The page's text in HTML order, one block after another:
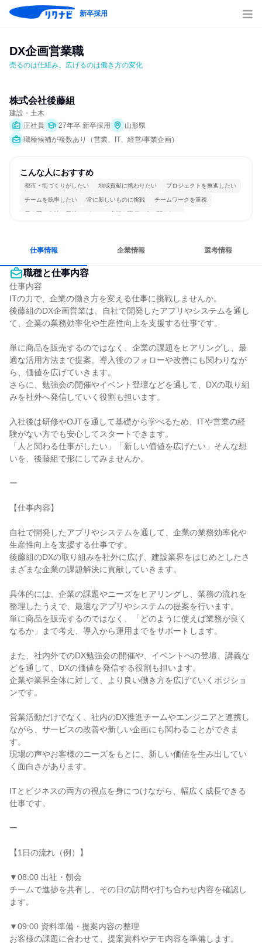
新卒採用
DX企画営業職
売るのは仕組み。広げるのは働き方の変化
株式会社後藤組
建設・土木
正社員
27年卒 新卒採用
山形県
職種候補が複数あり（営業、IT、経営/事業企画）
こんな人におすすめ
都市・街づくりがしたい 地域貢献に携わりたい プロジェクトを推進したい
チームを統率したい 常に新しいものに挑戦 チームワークを重視
長く同じ会社に居続けられる 多様な職種の人と関われる
仕事情報 企業情報 選考情報
職種と仕事内容
仕事内容
ITの力で、企業の働き方を変える仕事に挑戦しませんか。
後藤組のDX企画営業は、自社で開発したアプリやシステムを通し
て、企業の業務効率化や生産性向上を支援する仕事です。
単に商品を販売するのではなく、企業の課題をヒアリングし、最
適な活用方法まで提案。導入後のフォローや改善にも関わりなが
ら、価値を広げていきます。
さらに、勉強会の開催やイベント登壇などを通して、DXの取り組
みを社外へ発信していく役割も担います。
入社後は研修やOJTを通して基礎から学べるため、ITや営業の経
験がない方でも安心してスタートできます。
「人と関わる仕事がしたい」「新しい価値を広げたい」そんな想
いを、後藤組で形にしてみませんか。
ー
【仕事内容】
自社で開発したアプリやシステムを通して、企業の業務効率化や
生産性向上を支援する仕事です。
後藤組のDXの取り組みを社外に広げ、建設業界をはじめとしたさ
まざまな企業の課題解決に貢献していきます。
具体的には、企業の課題やニーズをヒアリングし、業務の流れを
整理したうえで、最適なアプリやシステムの提案を行います。
単に商品を販売するのではなく、「どのように使えば業務が良く
なるか」まで考え、導入から運用までをサポートします。
また、社内外でのDX勉強会の開催や、イベントへの登壇、講義な
どを通して、DXの価値を発信する役割も担います。
企業や業界全体に対して、より良い働き方を広げていくポジショ
ンです。
営業活動だけでなく、社内のDX推進チームやエンジニアと連携し
ながら、サービスの改善や新しい企画にも関わることができま
す。
現場の声やお客様のニーズをもとに、新しい価値を生み出してい
く面白さがあります。
ITとビジネスの両方の視点を身につけながら、幅広く成長できる
仕事です。
ー
【1日の流れ（例）】
▼08:00 出社・朝会
チームで進捗を共有し、その日の訪問や打ち合わせ内容を確認し
ます。
▼09:00 資料準備・提案内容の整理
お客様の課題に合わせて、提案資料やデモ内容を準備します。